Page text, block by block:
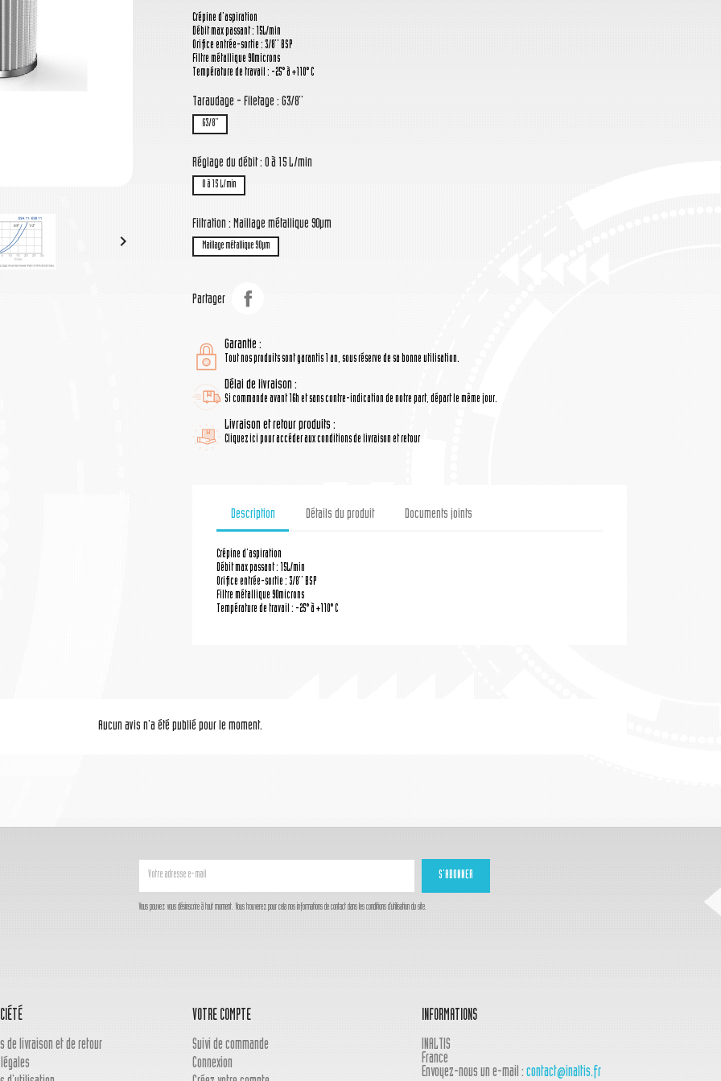

Crépine d'aspiration
Débit max passant : 15L/min
Orifice entrée-sortie : 3/8'' BSP
Filtre métallique 90microns
Température de travail : -25° à +110° C
Taraudage - Filetage : G3/8''
G3/8''
Réglage du débit : 0 à 15 L/min
0 à 15 L/min
Filtration : Maillage métallique 90µm
Maillage métallique 90µm
Partager
Garantie :
Tout nos produits sont garantis 1 an, sous réserve de sa bonne utilisation.
Délai de livraison :
Si commande avant 16h et sans contre-indication de notre part, départ le même jour.
Livraison et retour produits :
Cliquez ici pour accéder aux conditions de livraison et retour
Description Détails du produit Documents joints
Crépine d'aspiration
Débit max passant : 15L/min
Orifice entrée-sortie : 3/8'' BSP
Filtre métallique 90microns
Température de travail : -25° à +110° C
Aucun avis n'a été publié pour le moment.
Vous pouvez vous désinscrire à tout moment. Vous trouverez pour cela nos informations de contact dans les conditions d'utilisation du site.
de livraison et de retour
VOTRE COMPTE
Suivi de commande
Connexion
INFORMATIONS
INALTIS
France
Envoyez-nous un e-mail : contact@inaltis.fr